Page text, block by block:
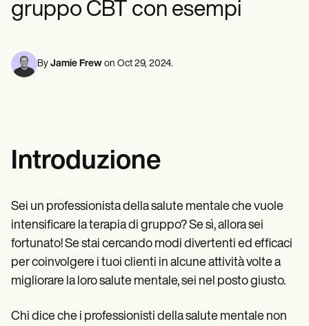
Professionisti della salute mentale
Assistenti sociali
Psicologi
Infermieri
Confronto
Guide alle app
Codici ICD
Procedure Codes
Superbill Template
Modello di nota SOAP
Modello di piano di trattamento
Informed Consent Form
Social Work Treatment Plans
Patient Visit Summary Template
Insurance claims
Speech therapists
Life coaches
Massage therapists
gruppo CBT con esempi
By Jamie Frew on Oct 29, 2024.
Introduzione
Sei un professionista della salute mentale che vuole
intensificare la terapia di gruppo? Se sì, allora sei
fortunato! Se stai cercando modi divertenti ed efficaci
per coinvolgere i tuoi clienti in alcune attività volte a
migliorare la loro salute mentale, sei nel posto giusto.
Chi dice che i professionisti della salute mentale non